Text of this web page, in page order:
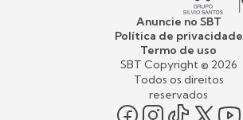
Anuncie no SBT
Política de privacidade
Termo de uso
SBT Copyright © 2026
Todos os direitos
reservados